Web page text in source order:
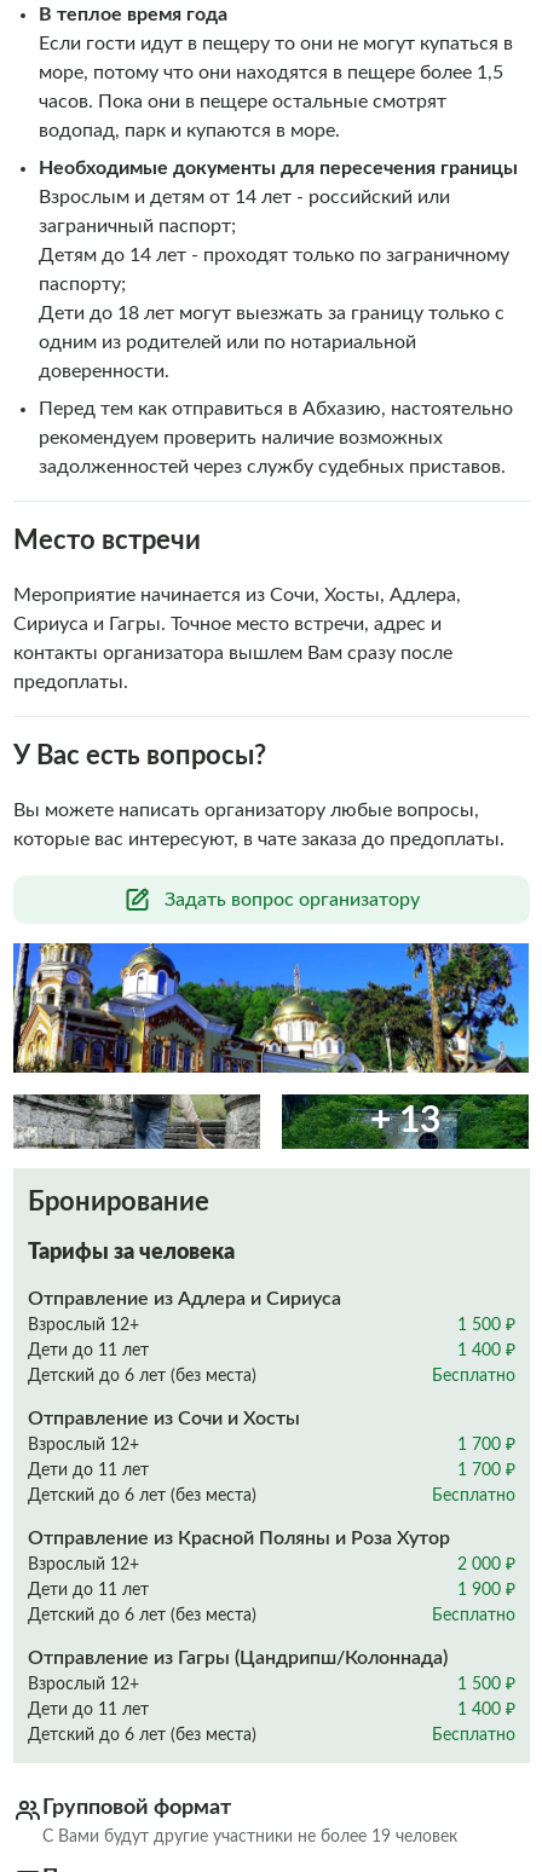
В теплое время года
Если гости идут в пещеру то они не могут купаться в
море, потому что они находятся в пещере более 1,5
часов. Пока они в пещере остальные смотрят
водопад, парк и купаются в море.
Необходимые документы для пересечения границы
Взрослым и детям от 14 лет - российский или
заграничный паспорт;
Детям до 14 лет - проходят только по заграничному
паспорту;
Дети до 18 лет могут выезжать за границу только с
одним из родителей или по нотариальной
доверенности.
Перед тем как отправиться в Абхазию, настоятельно
рекомендуем проверить наличие возможных
задолженностей через службу судебных приставов.
Место встречи
Мероприятие начинается из Сочи, Хосты, Адлера,
Сириуса и Гагры. Точное место встречи, адрес и
контакты организатора вышлем Вам сразу после
предоплаты.
У Вас есть вопросы?
Задать вопрос организатору
Вы можете написать организатору любые вопросы,
которые вас интересуют, в чате заказа до предоплаты.
+ 13
Бронирование
Тарифы за человека
Отправление из Адлера и Сириуса
Взрослый 12+
1 500 ₽
Дети до 11 лет
1 400 ₽
Детский до 6 лет (без места)
Бесплатно
Отправление из Сочи и Хосты
Взрослый 12+
1 700 ₽
Дети до 11 лет
1 700 ₽
Детский до 6 лет (без места)
Бесплатно
Отправление из Красной Поляны и Роза Хутор
Взрослый 12+
2 000 ₽
Дети до 11 лет
1 900 ₽
Детский до 6 лет (без места)
Бесплатно
Отправление из Гагры (Цандрипш/Колоннада)
Взрослый 12+
1 500 ₽
Дети до 11 лет
1 400 ₽
Детский до 6 лет (без места)
Бесплатно
Групповой формат
С Вами будут другие участники не более 19 человек